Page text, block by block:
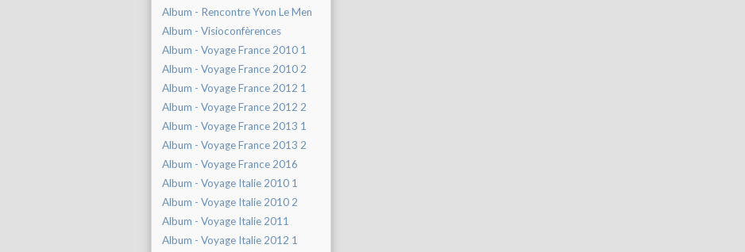
Album - Rencontre Yvon Le Men
Album - Visioconfèrences
Album - Voyage France 2010 1
Album - Voyage France 2010 2
Album - Voyage France 2012 1
Album - Voyage France 2012 2
Album - Voyage France 2013 1
Album - Voyage France 2013 2
Album - Voyage France 2016
Album - Voyage Italie 2010 1
Album - Voyage Italie 2010 2
Album - Voyage Italie 2011
Album - Voyage Italie 2012 1